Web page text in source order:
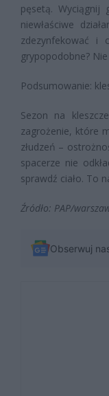
pęsetą. Wyciągnij
niewłaściwe
zdezynfekować i
grypopodobne?
Podsumowanie:
Sezon na
zagrożenie, które
złudzeń –
spacerze nie
sprawdź ciało. To
Źródło: PAP/
Obserwuj